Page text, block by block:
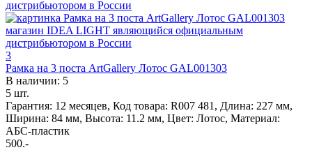
3
Рамка на 3 поста ArtGallery Лотос GAL001303
В наличии: 5
5 шт.
Гарантия: 12 месяцев, Код товара: R007 481, Длина: 227 мм,
Ширина: 84 мм, Высота: 11.2 мм, Цвет: Лотос, Материал:
АБС-пластик
500.-